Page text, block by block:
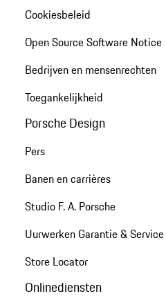
Cookiesbeleid
Open Source Software Notice
Bedrijven en mensenrechten
Toegankelijkheid
Porsche Design
Pers
Banen en carrières
Studio F. A. Porsche
Uurwerken Garantie & Service
Store Locator
Onlinediensten